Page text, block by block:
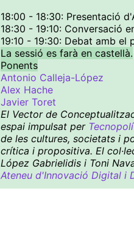
18:00 - 18:30: Presentació
18:30 - 19:10: Conversació
19:10 - 19:30: Debat amb el
La sessió es farà en castellà.
Ponents
Antonio Calleja-López
Alex Hache
Javier Toret
El Vector de
espai impulsat per
de les cultures, societats i
crítica i propositiva. El
López Gabrielidis i Toni
Ateneu d'Innovació Digital i